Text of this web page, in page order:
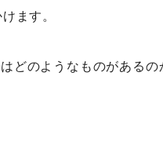
ます。
はどのようなものがあるの